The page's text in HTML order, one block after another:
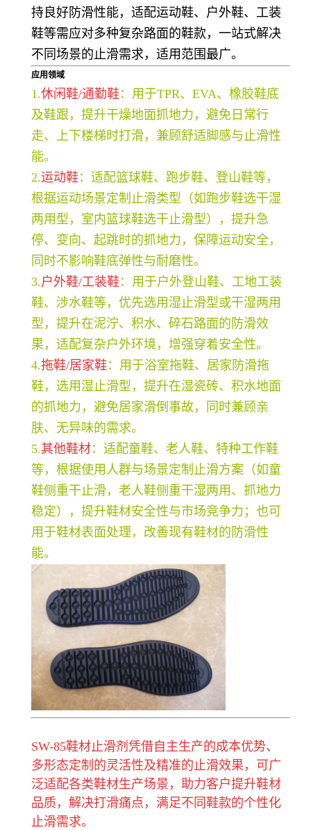
持良好防滑性能，适配运动鞋、户外鞋、工装
鞋等需应对多种复杂路面的鞋款，一站式解决
不同场景的止滑需求，适用范围最广。
应用领域
1.休闲鞋/通勤鞋 ：用于TPR、EVA、橡胶鞋底
及鞋跟，提升干燥地面抓地力，避免日常行
走、上下楼梯时打滑，兼顾舒适脚感与止滑性
能。
2.运动鞋 ：适配篮球鞋、跑步鞋、登山鞋等，
根据运动场景定制止滑类型（如跑步鞋选干湿
两用型，室内篮球鞋选干止滑型），提升急
停、变向、起跳时的抓地力，保障运动安全，
同时不影响鞋底弹性与耐磨性。
3.户外鞋/工装鞋 ：用于户外登山鞋、工地工装
鞋、涉水鞋等，优先选用湿止滑型或干湿两用
型，提升在泥泞、积水、碎石路面的防滑效
果，适配复杂户外环境，增强穿着安全性。
4.拖鞋/居家鞋 ：用于浴室拖鞋、居家防滑拖
鞋，选用湿止滑型，提升在湿瓷砖、积水地面
的抓地力，避免居家滑倒事故，同时兼顾亲
肤、无异味的需求。
5.其他鞋材：适配童鞋、老人鞋、特种工作鞋
等，根据使用人群与场景定制止滑方案（如童
鞋侧重干止滑，老人鞋侧重干湿两用、抓地力
稳定），提升鞋材安全性与市场竞争力；也可
用于鞋材表面处理，改善现有鞋材的防滑性
能。
SW-85鞋材止滑剂凭借自主生产的成本优势、
多形态定制的灵活性及精准的止滑效果，可广
泛适配各类鞋材生产场景，助力客户提升鞋材
品质，解决打滑痛点，满足不同鞋款的个性化
止滑需求。